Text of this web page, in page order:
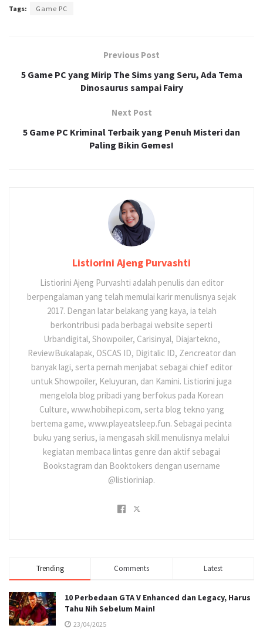
Tags: Game PC
Previous Post
5 Game PC yang Mirip The Sims yang Seru, Ada Tema
Dinosaurus sampai Fairy
Next Post
5 Game PC Kriminal Terbaik yang Penuh Misteri dan
Paling Bikin Gemes!
Listiorini Ajeng Purvashti
Listiorini Ajeng Purvashti adalah penulis dan editor
berpengalaman yang telah memulai karir menulisnya sejak
2017. Dengan latar belakang yang kaya, ia telah
berkontribusi pada berbagai website seperti
Urbandigital, Showpoiler, Carisinyal, Diajartekno,
ReviewBukalapak, OSCAS ID, Digitalic ID, Zencreator dan
banyak lagi, serta pernah menjabat sebagai chief editor
untuk Showpoiler, Keluyuran, dan Kamini. Listiorini juga
mengelola blog pribadi yang berfokus pada Korean
Culture, www.hobihepi.com, serta blog tekno yang
bertema game, www.playeatsleep.fun. Sebagai pecinta
buku yang serius, ia mengasah skill menulisnya melalui
kegiatan membaca lintas genre dan aktif sebagai
Bookstagram dan Booktokers dengan username
@listioriniap.
Trending Comments Latest
10 Perbedaan GTA V Enhanced dan Legacy, Harus
Tahu Nih Sebelum Main!
23/04/2025